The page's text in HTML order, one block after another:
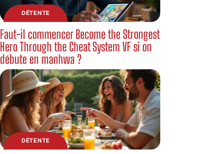
DÉTENTE
Faut-il commencer Become the Strongest
Hero Through the Cheat System VF si on
débute en manhwa ?
DÉTENTE